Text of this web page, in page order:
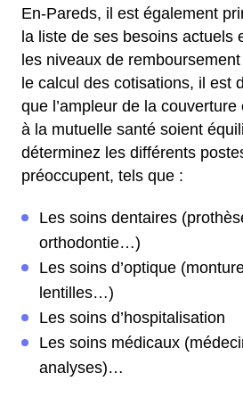
En-Pareds, il est également
la liste de ses besoins actuels
les niveaux de
le calcul des cotisations, il est
que l’ampleur de la
à la mutuelle santé soient
déterminez les différents
préoccupent, tels que :
Les soins dentaires
orthodontie…)
Les soins d’optique
lentilles…)
Les soins d’hospitalisation
Les soins médicaux
analyses)…